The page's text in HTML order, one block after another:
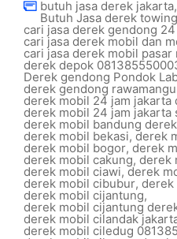
butuh jasa derek jakarta,
Butuh Jasa derek
cari jasa derek gendong 24
cari jasa derek mobil dan
cari jasa derek mobil pasar
derek depok
Derek gendong Pondok
derek gendong
derek mobil 24 jam jakarta
derek mobil 24 jam jakarta
derek mobil bandung
derek mobil bekasi, derek
derek mobil bogor,derek
derek mobil cakung, derek
derek mobil ciawi, derek
derek mobil cibubur, derek
derek mobil cijantung,
derek mobil cijantung
derek mobil cilandak
derek mobil ciledug